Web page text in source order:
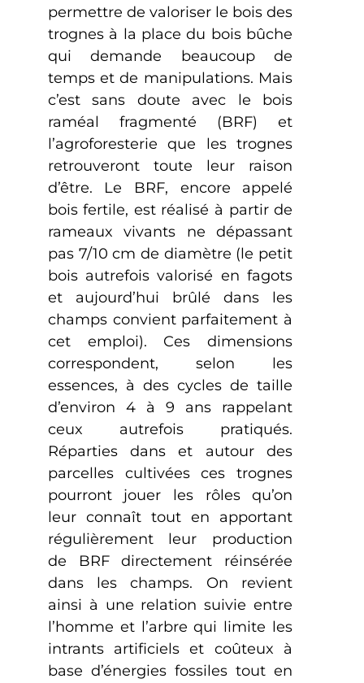
permettre de valoriser le bois des
trognes à la place du bois bûche
qui demande beaucoup de
temps et de manipulations. Mais
c’est sans doute avec le bois
raméal fragmenté (BRF) et
l’agroforesterie que les trognes
retrouveront toute leur raison
d’être. Le BRF, encore appelé
bois fertile, est réalisé à partir de
rameaux vivants ne dépassant
pas 7/10 cm de diamètre (le petit
bois autrefois valorisé en fagots
et aujourd’hui brûlé dans les
champs convient parfaitement à
cet emploi). Ces dimensions
correspondent, selon les
essences, à des cycles de taille
d’environ 4 à 9 ans rappelant
ceux autrefois pratiqués.
Réparties dans et autour des
parcelles cultivées ces trognes
pourront jouer les rôles qu’on
leur connaît tout en apportant
régulièrement leur production
de BRF directement réinsérée
dans les champs. On revient
ainsi à une relation suivie entre
l’homme et l’arbre qui limite les
intrants artificiels et coûteux à
base d’énergies fossiles tout en